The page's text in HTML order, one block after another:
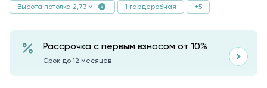
Высота потолка 2,73 м 1 гардеробная +5
Рассрочка с первым взносом от 10%
Срок до 12 месяцев